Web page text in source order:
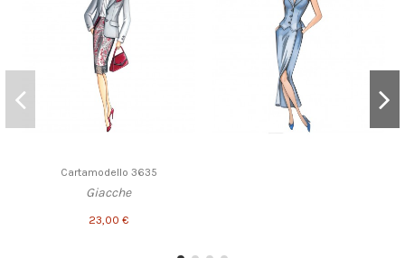
Cartamodello 3635
Giacche
23,00 €